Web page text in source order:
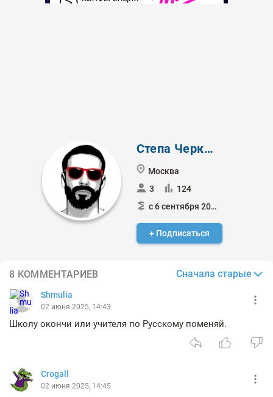
Степа Черкизов
Москва
3
124
с 6 сентября 2021
+ Подписаться
8 КОММЕНТАРИЕВ Сначала старые
Shmulia
02 июня 2025, 14:43
Школу окончи или учителя по Русскому поменяй.
Crogall
02 июня 2025, 14:45